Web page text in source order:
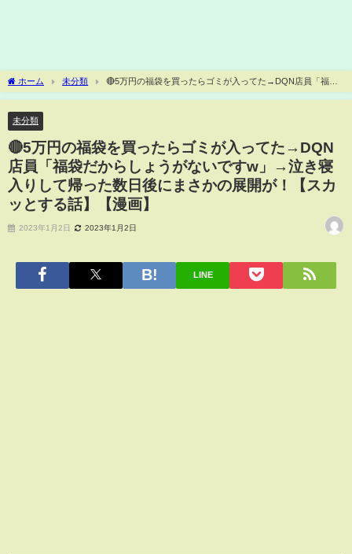
ホーム 未分類
🔴5万円の福袋を買ったらゴミが入ってた→DQN店員「福袋
だからしょうがないですw」→泣き寝入りして帰った数日後にまさかの展開が！【スカ
未分類
🔴5万円の福袋を買ったらゴミが入ってた→DQN
店員「福袋だからしょうがないですw」→泣き寝
入りして帰った数日後にまさかの展開が！【スカ
ッとする話】【漫画】
2023年1月2日 2023年1月2日
LINE